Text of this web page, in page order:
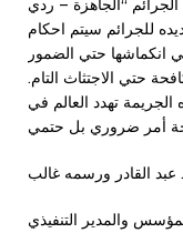
للجرائم سيتم احكام
انكماشها حتي الضمور
حتي الاجتثاث التام.
تهدد العالم في
عبد القادر ورسمه غالب
والمدير التنفيذي